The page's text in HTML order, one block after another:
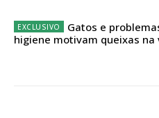
Edição em papel
Gatos e
higiene motivam queixas na